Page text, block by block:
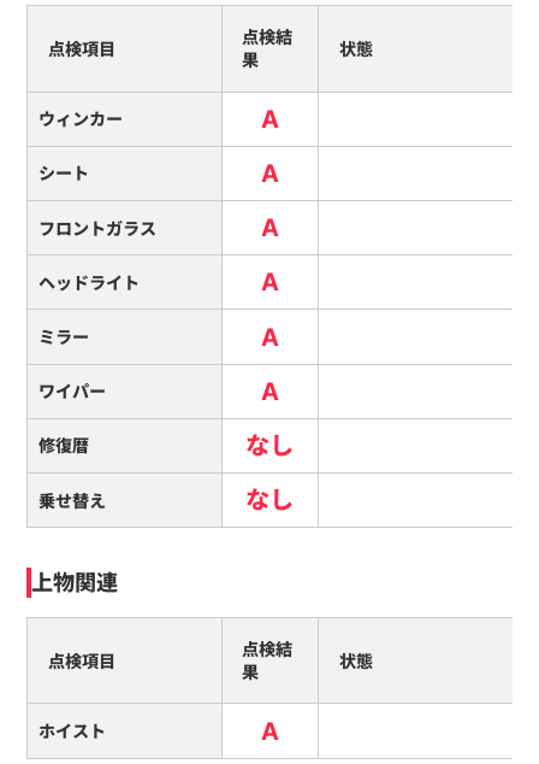
点検項目
点検結
果
状態
ウィンカー A
シート A
フロントガラス A
ヘッドライト A
ミラー A
ワイパー A
修復暦 なし
乗せ替え なし
上物関連
点検項目
点検結
果
状態
ホイスト A